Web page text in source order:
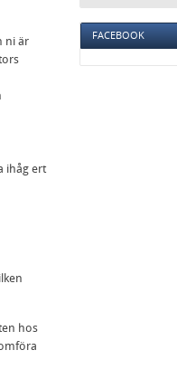
ni är
ihåg ert
hos
FACEBOOK